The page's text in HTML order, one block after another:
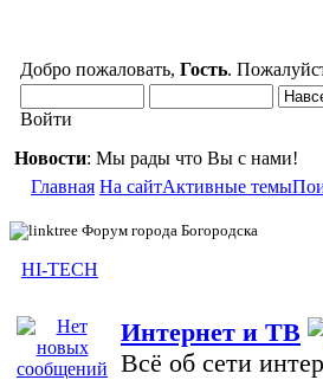
Добро пожаловать, Гость.
Войти
Новости: Мы рады что Вы с нами!
Главная На сайтАктивные темы
Форум города Богородска
HI-TECH
Интернет и ТВ
Всё об сети